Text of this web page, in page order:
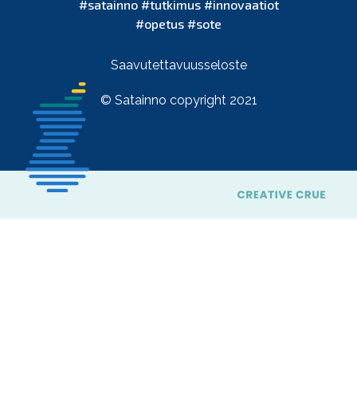
#satainno #tutkimus #innovaatiot
#opetus #sote
Saavutettavuusseloste
© Satainno copyright 2021